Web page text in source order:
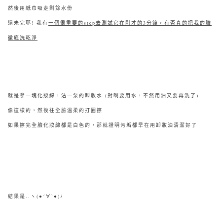
然後用紙巾吸走剩餘水份
還未完耶! 我有一個很重要的step去測試它在剛才的3分鐘，有否真的把我的臉
徹底洗乾淨
就是拿一塊化妝綿，沾一泵的卸妝水 (對啊要用水，不然用油又要再洗了)
像這樣的，然後往全臉溫柔的打圈擦
如果擦完全臉化妝綿都是白色的，那就證明污垢都早在用卸妝油清潔好了
結果是..ヽ(●´∀`●)ﾉ